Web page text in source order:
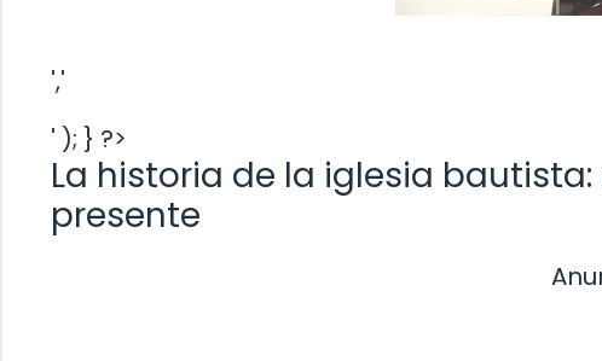
','
' ); } ?>
La historia de la iglesia
presente